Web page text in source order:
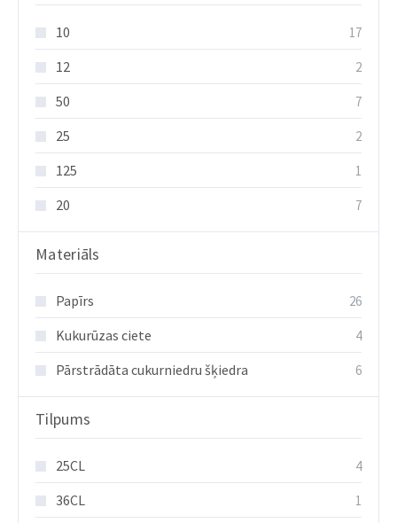
10 17
12 2
50 7
25 2
125 1
20 7
Materiāls
Papīrs 26
Kukurūzas ciete 4
Pārstrādāta cukurniedru šķiedra 6
Tilpums
25CL 4
36CL 1